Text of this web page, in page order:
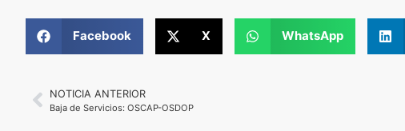
Facebook X WhatsApp
NOTICIA ANTERIOR
Baja de Servicios: OSCAP-OSDOP